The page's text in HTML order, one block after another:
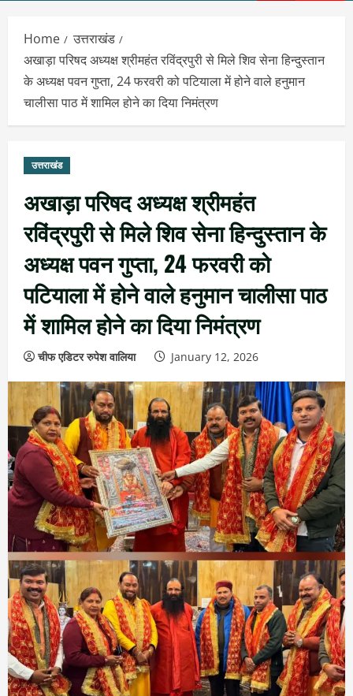
Home
उत्तराखंड
अखाड़ा परिषद अध्यक्ष श्रीमहंत रविंद्रपुरी से मिले शिव सेना हिन्दुस्तान
के अध्यक्ष पवन गुप्ता, 24 फरवरी को पटियाला में होने वाले हनुमान
चालीसा पाठ में शामिल होने का दिया निमंत्रण
उत्तराखंड
अखाड़ा परिषद अध्यक्ष श्रीमहंत
रविंद्रपुरी से मिले शिव सेना हिन्दुस्तान के
अध्यक्ष पवन गुप्ता, 24 फरवरी को
पटियाला में होने वाले हनुमान चालीसा पाठ
में शामिल होने का दिया निमंत्रण
चीफ एडिटर रुपेश वालिया January 12, 2026